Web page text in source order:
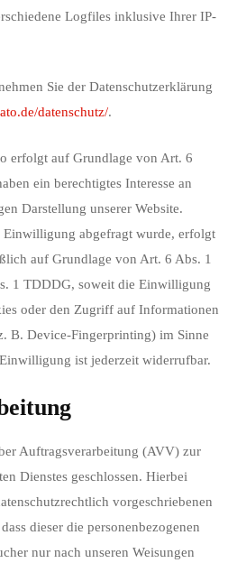
Logfiles inklusive Ihrer IP-
Sie der Datenschutzerklärung
datenschutz/.
erfolgt auf Grundlage von Art. 6
ein berechtigtes Interesse an
Darstellung unserer Website.
Einwilligung abgefragt wurde, erfolgt
auf Grundlage von Art. 6 Abs. 1
1 TDDDG, soweit die Einwilligung
oder den Zugriff auf Informationen
B. Device-Fingerprinting) im Sinne
ist jederzeit widerrufbar.
Auftragsverarbeitung (AVV) zur
Dienstes geschlossen. Hierbei
vorgeschriebenen
dieser die personenbezogenen
nur nach unseren Weisungen